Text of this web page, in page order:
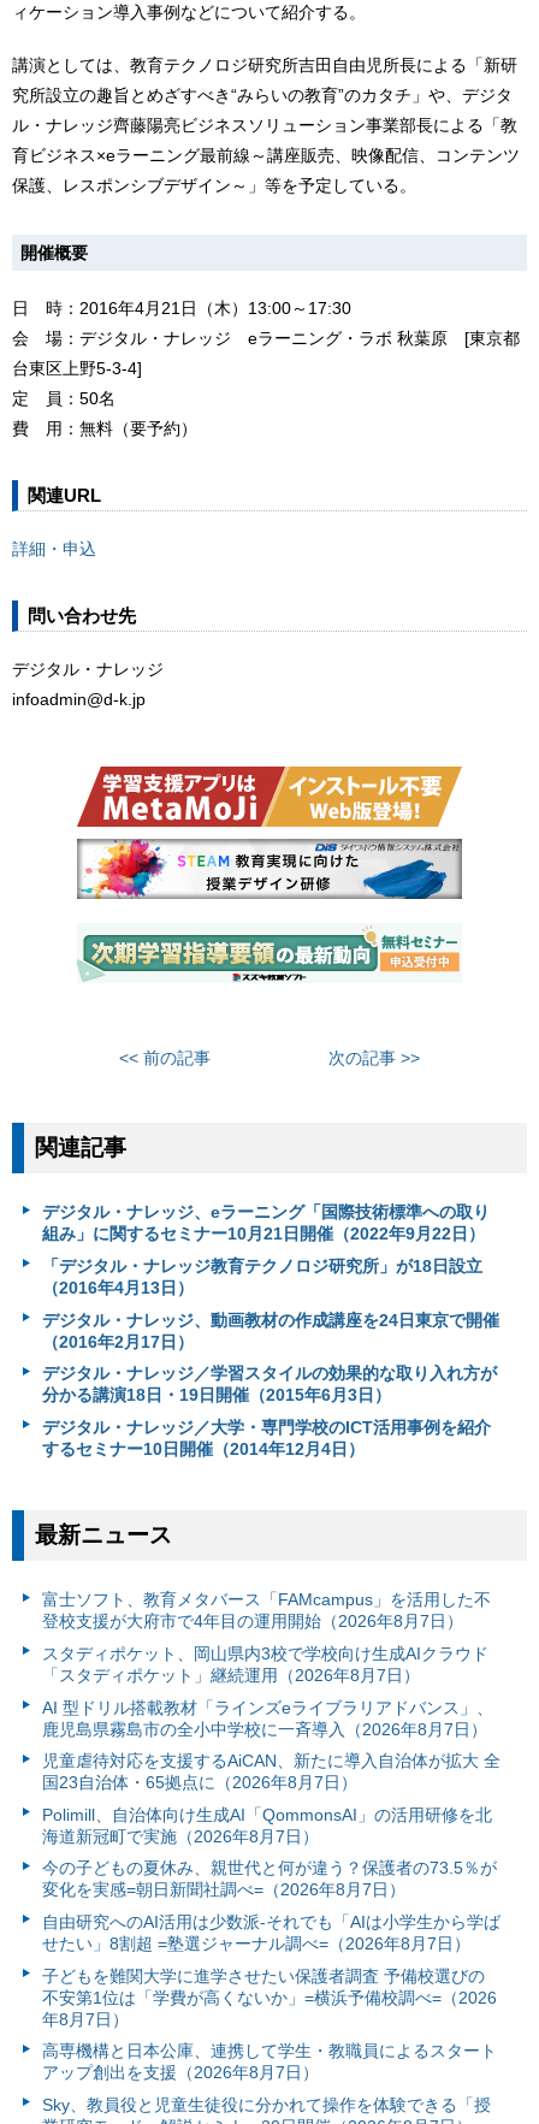
ィケーション導入事例などについて紹介する。
講演としては、教育テクノロジ研究所吉田自由児所長による「新研
究所設立の趣旨とめざすべき“みらいの教育”のカタチ」や、デジタ
ル・ナレッジ齊藤陽亮ビジネスソリューション事業部長による「教
育ビジネス×eラーニング最前線～講座販売、映像配信、コンテンツ
保護、レスポンシブデザイン～」等を予定している。
開催概要
日 時：2016年4月21日（木）13:00～17:30
会 場：デジタル・ナレッジ eラーニング・ラボ 秋葉原 [東京都
台東区上野5-3-4]
定 員：50名
費 用：無料（要予約）
関連URL
詳細・申込
問い合わせ先
デジタル・ナレッジ
infoadmin@d-k.jp
<< 前の記事 次の記事 >>
関連記事
デジタル・ナレッジ、eラーニング「国際技術標準への取り
組み」に関するセミナー10月21日開催（2022年9月22日）
「デジタル・ナレッジ教育テクノロジ研究所」が18日設立
（2016年4月13日）
デジタル・ナレッジ、動画教材の作成講座を24日東京で開催
（2016年2月17日）
デジタル・ナレッジ／学習スタイルの効果的な取り入れ方が
分かる講演18日・19日開催（2015年6月3日）
デジタル・ナレッジ／大学・専門学校のICT活用事例を紹介
するセミナー10日開催（2014年12月4日）
最新ニュース
富⼠ソフト、教育メタバース「FAMcampus」を活用した不
登校支援が大府市で4年目の運用開始（2026年8月7日）
スタディポケット、岡山県内3校で学校向け生成AIクラウド
「スタディポケット」継続運用（2026年8月7日）
AI 型ドリル搭載教材「ラインズeライブラリアドバンス」、
鹿児島県霧島市の全小中学校に一斉導入（2026年8月7日）
児童虐待対応を支援するAiCAN、新たに導入自治体が拡大 全
国23自治体・65拠点に（2026年8月7日）
Polimill、自治体向け生成AI「QommonsAI」の活用研修を北
海道新冠町で実施（2026年8月7日）
今の子どもの夏休み、親世代と何が違う？保護者の73.5％が
変化を実感=朝日新聞社調べ=（2026年8月7日）
自由研究へのAI活用は少数派-それでも「AIは小学生から学ば
せたい」8割超 =塾選ジャーナル調べ=（2026年8月7日）
子どもを難関大学に進学させたい保護者調査 予備校選びの
不安第1位は「学費が高くないか」=横浜予備校調べ=（2026
年8月7日）
高専機構と日本公庫、連携して学生・教職員によるスタート
アップ創出を支援（2026年8月7日）
Sky、教員役と児童生徒役に分かれて操作を体験できる「授